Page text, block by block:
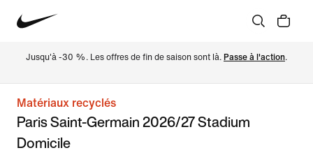
Jusqu'à -30 %. Les offres de fin de saison sont là. Passe à l'action.
Matériaux recyclés
Paris Saint-Germain 2026/27 Stadium
Domicile